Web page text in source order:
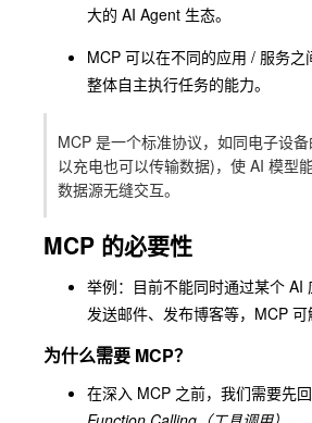
大的 AI Agent 生态。
MCP 可以在不同的应用 / 服务之
整体自主执行任务的能力。
MCP 是一个标准协议，如同电子设备
以充电也可以传输数据)，使 AI 模型
数据源无缝交互。
MCP 的必要性
举例：目前不能同时通过某个 AI
发送邮件、发布博客等，MCP 可
为什么需要 MCP？
在深入 MCP 之前，我们需要先